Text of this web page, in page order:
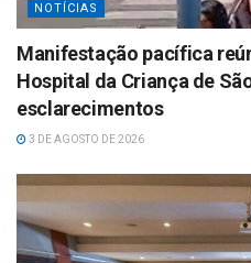
NOTÍCIAS
Manifestação pacífica
Hospital da Criança de
esclarecimentos
3 DE AGOSTO DE 2026